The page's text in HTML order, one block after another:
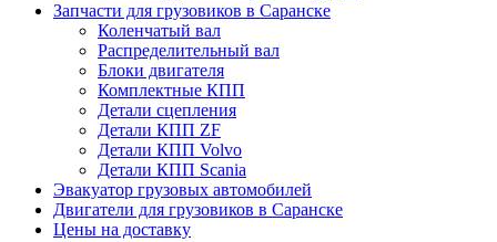
Запчасти для грузовиков в Саранске
Коленчатый вал
Распределительный вал
Блоки двигателя
Комплектные КПП
Детали сцепления
Детали КПП ZF
Детали КПП Volvo
Детали КПП Scania
Эвакуатор грузовых автомобилей
Двигатели для грузовиков в Саранске
Цены на доставку